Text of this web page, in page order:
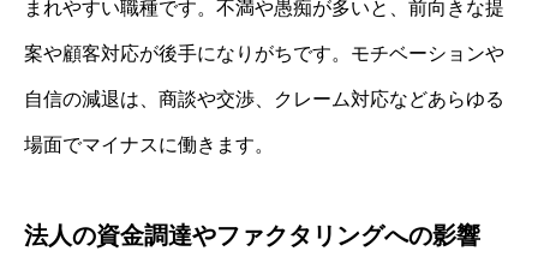
まれやすい職種です。不満や愚痴が多いと、前向きな提
案や顧客対応が後手になりがちです。モチベーションや
自信の減退は、商談や交渉、クレーム対応などあらゆる
場面でマイナスに働きます。
法人の資金調達やファクタリングへの影響